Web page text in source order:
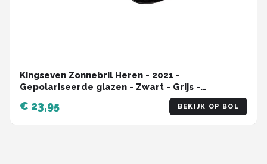
Kingseven Zonnebril Heren - 2021 -
Gepolariseerde glazen - Zwart - Grijs -
€ 23,95 BEKIJK OP BOL